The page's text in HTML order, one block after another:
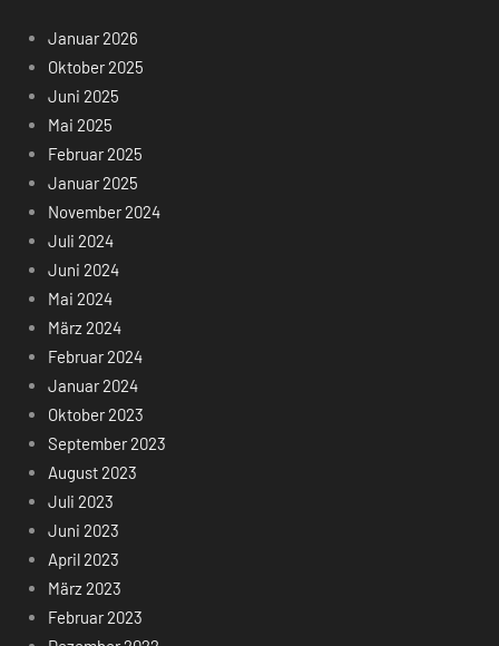
Januar 2026
Oktober 2025
Juni 2025
Mai 2025
Februar 2025
Januar 2025
November 2024
Juli 2024
Juni 2024
Mai 2024
März 2024
Februar 2024
Januar 2024
Oktober 2023
September 2023
August 2023
Juli 2023
Juni 2023
April 2023
März 2023
Februar 2023